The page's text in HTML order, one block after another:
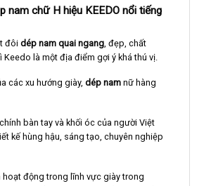
nam chữ H hiệu KEEDO nổi tiếng
đôidép nam quai ngang, đẹp, chất
là một địa điểm gợi ý khá thú vị.
các xu hướng giày, dép namnữ hàng
bàn tay và khối óc của người Việt
kế hùng hậu, sáng tạo, chuyên nghiệp
hoạt động trong lĩnh vực giày trong